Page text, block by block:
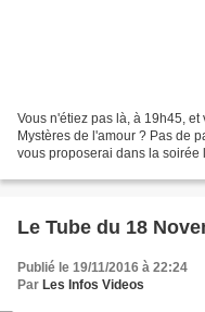
Vous n'étiez pas là, à 19h45,
Mystères de l'amour ? Pas de
vous proposerai dans la soirée
Le Tube du 18
Publié le 19/11/2016 à 22:24
Par Les Infos Videos